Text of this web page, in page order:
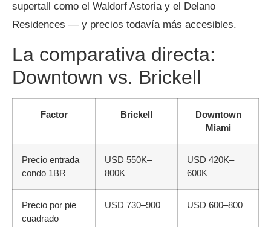
supertall como el Waldorf Astoria y el Delano
Residences — y precios todavía más accesibles.
La comparativa directa:
Downtown vs. Brickell
Factor Brickell
Downtown
Miami
Precio entrada
condo 1BR
USD 550K–
800K
USD 420K–
600K
Precio por pie
cuadrado
USD 730–900 USD 600–800